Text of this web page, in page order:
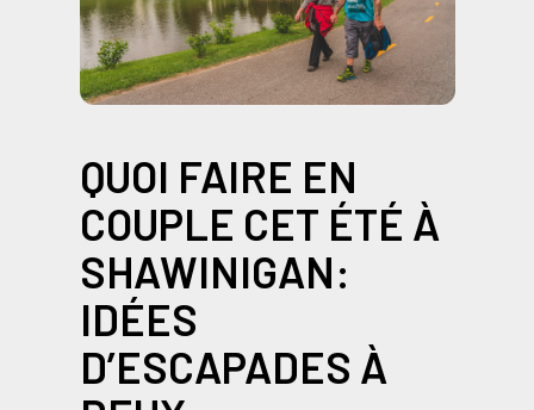
QUOI FAIRE EN
COUPLE CET ÉTÉ À
SHAWINIGAN:
IDÉES
D’ESCAPADES À